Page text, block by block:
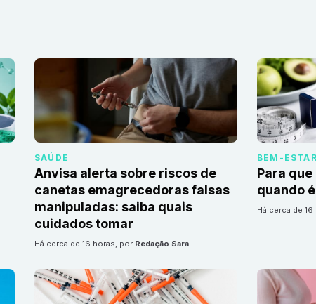
SAÚDE
Anvisa alerta sobre riscos de
canetas emagrecedoras falsas
manipuladas: saiba quais
cuidados tomar
há cerca de 16 horas, por Redação Sara
BEM-ESTAR
Para
quando
há cerca de